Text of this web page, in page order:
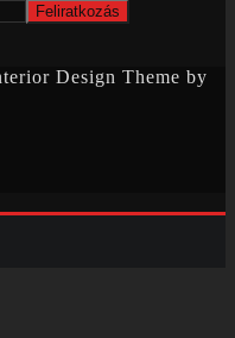
Design Theme by